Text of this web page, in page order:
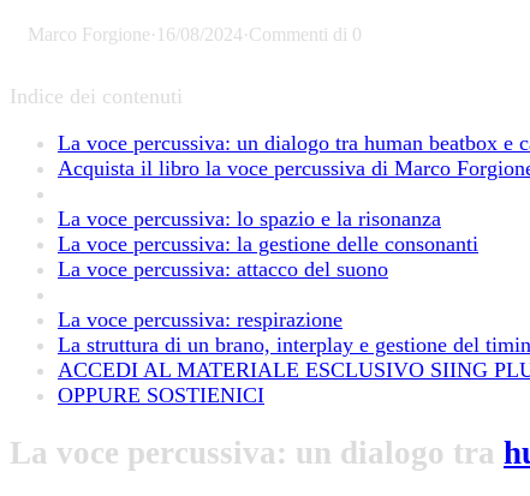
Marco Forgione· 16/08/2024·Commenti di 0
Indice dei contenuti
La voce percussiva: un dialogo tra human beatbox e
Acquista il libro la voce percussiva di Marco
La voce percussiva: lo spazio e la risonanza
La voce percussiva: la gestione delle consonanti
La voce percussiva: attacco del suono
La voce percussiva: respirazione
La struttura di un brano, interplay e gestione del
ACCEDI AL MATERIALE ESCLUSIVO SIING
OPPURE SOSTIENICI
La voce percussiva: un dialogo tra